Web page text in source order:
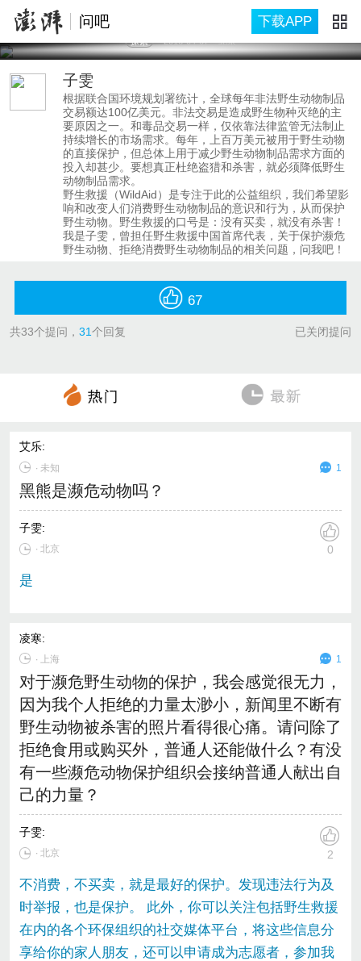
问吧 下载APP
探索 2016-04-07 北京
子雯
根据联合国环境规划署统计，全球每年非法野生动物制品
交易额达100亿美元。非法交易是造成野生物种灭绝的主
要原因之一。和毒品交易一样，仅依靠法律监管无法制止
持续增长的市场需求。每年，上百万美元被用于野生动物
的直接保护，但总体上用于减少野生动物制品需求方面的
投入却甚少。要想真正杜绝盗猎和杀害，就必须降低野生
动物制品需求。
野生救援（WildAid）是专注于此的公益组织，我们希望影
响和改变人们消费野生动物制品的意识和行为，从而保护
野生动物。野生救援的口号是：没有买卖，就没有杀害！
我是子雯，曾担任野生救援中国首席代表，关于保护濒危
野生动物、拒绝消费野生动物制品的相关问题，问我吧！
67
共33个提问， 31个回复 已关闭提问
艾乐:
∙ 未知 1
黑熊是濒危动物吗？
子雯:
∙ 北京 0
是
凌寒:
∙ 上海 1
对于濒危野生动物的保护，我会感觉很无力，
因为我个人拒绝的力量太渺小，新闻里不断有
野生动物被杀害的照片看得很心痛。请问除了
拒绝食用或购买外，普通人还能做什么？有没
有一些濒危动物保护组织会接纳普通人献出自
己的力量？
子雯:
∙ 北京 2
不消费，不买卖，就是最好的保护。发现违法行为及
时举报，也是保护。 此外，你可以关注包括野生救援
在内的各个环保组织的社交媒体平台，将这些信息分
享给你的家人朋友，还可以申请成为志愿者，参加我